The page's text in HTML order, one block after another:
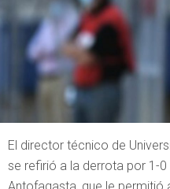
El director técnico de
se refirió a la derrota por 1-